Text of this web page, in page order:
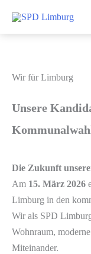
Inhalt
Wir für Limburg
Unsere
Die Zukunft
Am 15. März 2026
Limburg in den
Wir als SPD
Wohnraum,
Miteinander.